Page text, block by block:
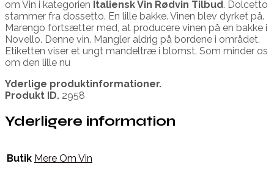
om Vin i kategorien Italiensk Vin Rødvin Tilbud. Dolcetto
stammer fra dossetto. En lille bakke. Vinen blev dyrket på.
Marengo fortsætter med, at producere vinen på en bakke i
Novello. Denne vin. Mangler aldrig på bordene i området.
Etiketten viser et ungt mandeltræ i blomst. Som minder os
om den lille nu
Yderlige produktinformationer.
Produkt ID. 2958
Yderligere information
Butik Mere Om Vin